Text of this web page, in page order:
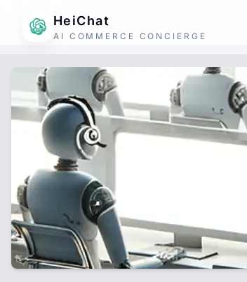
HeiChat
AI COMMERCE CONCIERGE